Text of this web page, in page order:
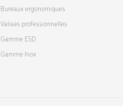
Bureaux ergonomiques
Valises professionnelles
Gamme ESD
Gamme Inox